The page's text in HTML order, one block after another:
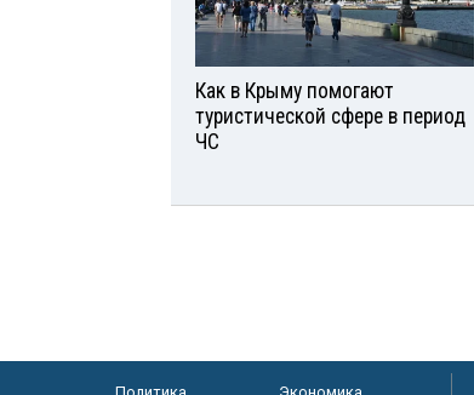
Как в Крыму помогают
туристической сфере в период
ЧС